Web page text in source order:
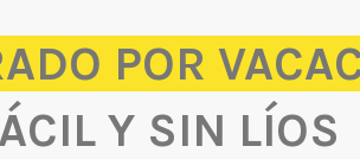
POR
Y SIN LÍOS